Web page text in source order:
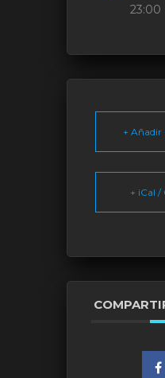
23:00
+ Añadir
+ iCal /